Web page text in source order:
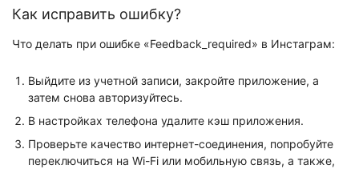
Как исправить ошибку?
Что делать при ошибке «Feedback_required» в Инстаграм:
Выйдите из учетной записи, закройте приложение, а
затем снова авторизуйтесь.
В настройках телефона удалите кэш приложения.
Проверьте качество интернет-соединения, попробуйте
переключиться на Wi-Fi или мобильную связь, а также,